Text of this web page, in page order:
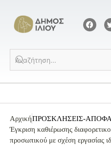
ΑρχικήΠΡΟΣΚΛΗΣΕΙΣ-
Έγκριση καθιέρωσης
προσωπικού με σχέση εργασίας